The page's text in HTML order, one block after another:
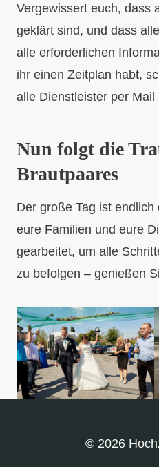
Vergewissert euch, dass
geklärt sind, und dass
alle erforderlichen
ihr einen Zeitplan habt,
alle Dienstleister per Mail
Nun folgt die
Brautpaares
Der große Tag ist
eure Familien und eure
gearbeitet, um alle
zu befolgen – genießen
© 2026